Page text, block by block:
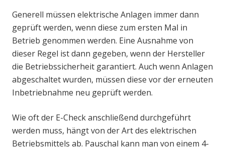
Generell müssen elektrische Anlagen immer dann
geprüft werden, wenn diese zum ersten Mal in
Betrieb genommen werden. Eine Ausnahme von
dieser Regel ist dann gegeben, wenn der Hersteller
die Betriebssicherheit garantiert. Auch wenn Anlagen
abgeschaltet wurden, müssen diese vor der erneuten
Inbetriebnahme neu geprüft werden.
Wie oft der E-Check anschließend durchgeführt
werden muss, hängt von der Art des elektrischen
Betriebsmittels ab. Pauschal kann man von einem 4-